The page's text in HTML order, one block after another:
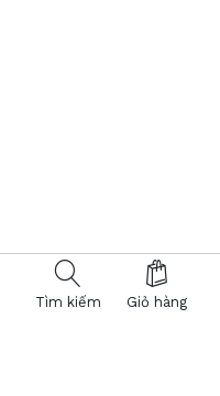
Tìm kiếm Giỏ hàng